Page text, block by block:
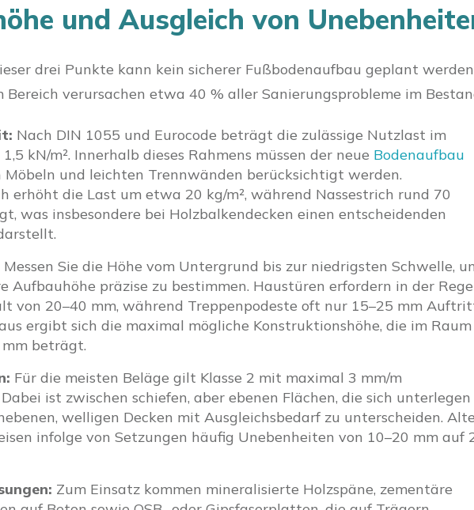
und Ausgleich von
drei Punkte kann kein sicherer Fußbodenaufbau geplant
Bereich verursachen etwa 40 % aller Sanierungsprobleme im
Nach DIN 1055 und Eurocode beträgt die zulässige Nutzlast im
kN/m². Innerhalb dieses Rahmens müssen der neue Bodenaufbau
Möbeln und leichten Trennwänden berücksichtigt werden.
erhöht die Last um etwa 20 kg/m², während Nassestrich rund 70
was insbesondere bei Holzbalkendecken einen entscheidenden
Messen Sie die Höhe vom Untergrund bis zur niedrigsten Schwelle,
Aufbauhöhe präzise zu bestimmen. Haustüren erfordern in der
von 20–40 mm, während Treppenpodeste oft nur 15–25 mm
ergibt sich die maximal mögliche Konstruktionshöhe, die im Raum
beträgt.
Für die meisten Beläge gilt Klasse 2 mit maximal 3 mm/m
ist zwischen schiefen, aber ebenen Flächen, die sich unterlegen
welligen Decken mit Ausgleichsbedarf zu unterscheiden. Alte
infolge von Setzungen häufig Unebenheiten von 10–20 mm auf
Zum Einsatz kommen mineralisierte Holzspäne, zementäre